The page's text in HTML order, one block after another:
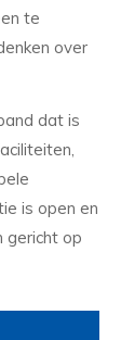
te
over
dat is
is open en
gericht op